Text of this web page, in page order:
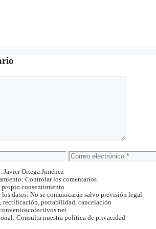
Correo
electrónico
Javier Ortega Jiménez
Controlar los comentarios
consentimiento
datos: No se comunicarán salvo previsión legal
rectificación, portabilidad, cancelación
Consulta nuestra política de privacidad